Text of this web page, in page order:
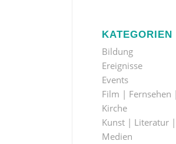
KATEGORIEN
Bildung
Ereignisse
Events
Film | Fernsehen
Kirche
Kunst | Literatur
Medien